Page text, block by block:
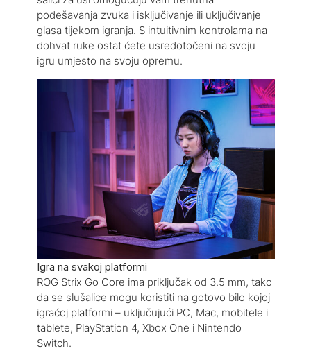
podešavanja zvuka i isključivanje ili uključivanje
glasa tijekom igranja. S intuitivnim kontrolama na
dohvat ruke ostat ćete usredotočeni na svoju
igru umjesto na svoju opremu.
Igra na svakoj platformi
ROG Strix Go Core ima priključak od 3.5 mm, tako
da se slušalice mogu koristiti na gotovo bilo kojoj
igraćoj platformi – uključujući PC, Mac, mobitele i
tablete, PlayStation 4, Xbox One i Nintendo
Switch.